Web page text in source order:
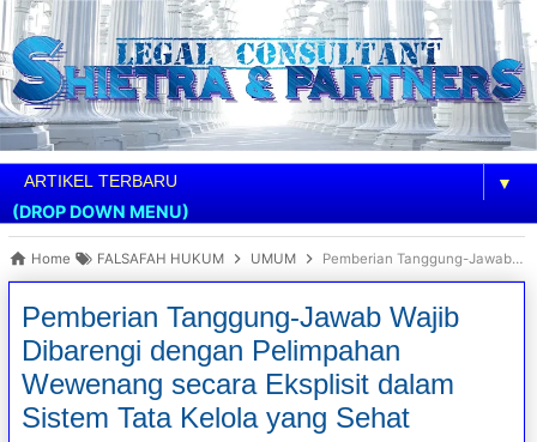
▼
(DROP DOWN MENU)
Home FALSAFAH HUKUM UMUM Pemberian Tanggung-Jawab Wajib Dibarengi dengan Pelimpahan Wewenang secara Eksplisit dalam Sistem Tata Kelola yang Sehat
Pemberian Tanggung-Jawab Wajib
Dibarengi dengan Pelimpahan
Wewenang secara Eksplisit dalam
Sistem Tata Kelola yang Sehat